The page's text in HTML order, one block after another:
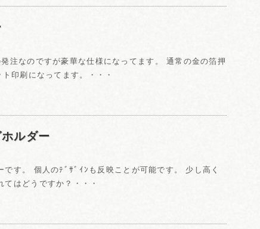
注なのですが豪華な仕様になってます。 通常の金の箔押
印刷になってます。・・・
ルダー
です。 個人のﾃﾞｻﾞｲﾝも反映ことが可能です。 少し高く
はどうですか？・・・